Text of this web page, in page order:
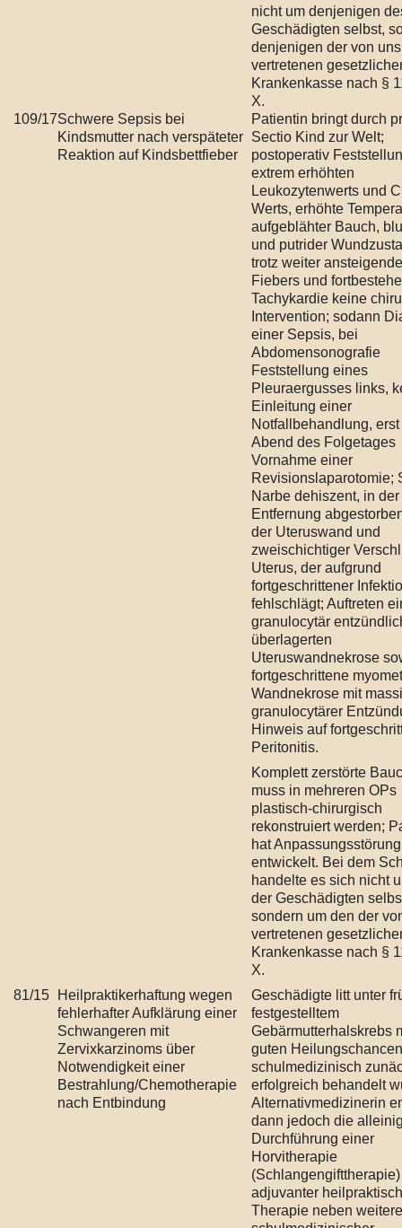
nicht um denjenigen
Geschädigten selbst,
denjenigen der von uns
vertretenen
Krankenkasse nach §
X.
109/17Schwere Sepsis bei
Kindsmutter nach verspäteter
Reaktion auf Kindsbettfieber
Patientin bringt durch
Sectio Kind zur Welt;
postoperativ
extrem erhöhten
Leukozytenwerts und
Werts, erhöhte
aufgeblähter Bauch,
und putrider
trotz weiter
Fiebers und
Tachykardie keine
Intervention; sodann
einer Sepsis, bei
Abdomensonografie
Feststellung eines
Pleuraergusses links,
Einleitung einer
Notfallbehandlung, erst
Abend des Folgetages
Vornahme einer
Revisionslaparotomie;
Narbe dehiszent, in
Entfernung
der Uteruswand und
zweischichtiger
Uterus, der aufgrund
fortgeschrittener
fehlschlägt; Auftreten
granulocytär
überlagerten
Uteruswandnekrose
fortgeschrittene
Wandnekrose mit
granulocytärer
Hinweis auf
Peritonitis.
Komplett zerstörte
muss in mehreren OPs
plastisch-chirurgisch
rekonstruiert werden;
hat Anpassungsstörung
entwickelt. Bei dem
handelte es sich nicht
der Geschädigten
sondern um den der
vertretenen
Krankenkasse nach §
X.
81/15
Heilpraktikerhaftung wegen
fehlerhafter Aufklärung einer
Schwangeren mit
Zervixkarzinoms über
Notwendigkeit einer
Bestrahlung/Chemotherapie
nach Entbindung
Geschädigte litt unter
festgestelltem
Gebärmutterhalskrebs
guten
schulmedizinisch
erfolgreich behandelt
Alternativmedizinerin
dann jedoch die
Durchführung einer
Horvitherapie
(Schlangengifttherapie)
adjuvanter
Therapie neben